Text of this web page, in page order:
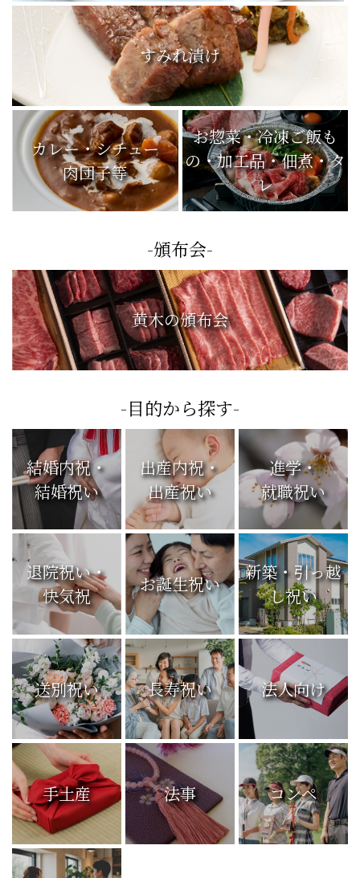
すみれ漬け
カレー・シチュー
肉団子等
お惣菜・冷凍ご飯も
の・加工品・佃煮・タ
レ
-頒布会-
黄木の頒布会
-目的から探す-
結婚内祝・
結婚祝い
出産内祝・
出産祝い
進学・
就職祝い
退院祝い・
快気祝
お誕生祝い
新築・引っ越
し祝い
送別祝い 長寿祝い 法人向け
手土産 法事 コンペ